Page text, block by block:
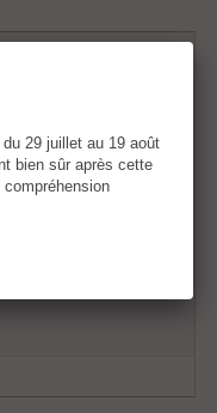
29 juillet au 19 août
bien sûr après cette